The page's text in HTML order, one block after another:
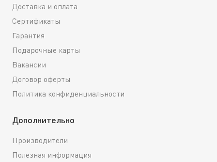
Доставка и оплата
Сертификаты
Гарантия
Подарочные карты
Вакансии
Договор оферты
Политика конфиденциальности
Дополнительно
Производители
Полезная информация